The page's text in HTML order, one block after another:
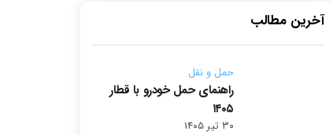
آخرین مطالب
حمل و نقل
راهنمای حمل خودرو با قطار
۱۴۰۵
۳۰ تیر ۱۴۰۵